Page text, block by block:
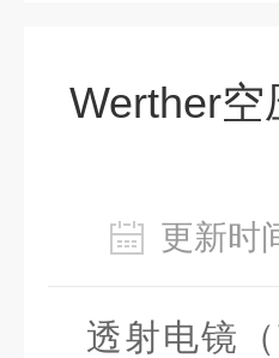
Werther空
更新
透射电镜（